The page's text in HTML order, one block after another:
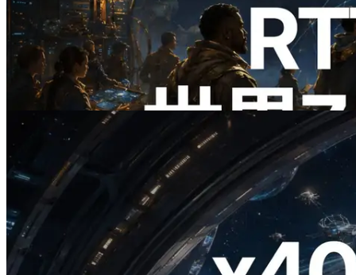
ERPC、Solana Leader Slot APIを世界7
リージョンのping計測に拡張—
Validators Information APIも公開
この記事を読む